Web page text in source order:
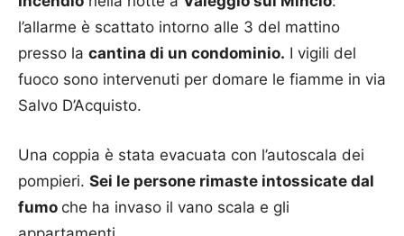
l’allarme è scattato intorno alle 3 del mattino
presso la cantina di un condominio. I vigili del
fuoco sono intervenuti per domare le fiamme in via
Salvo D’Acquisto.
Una coppia è stata evacuata con l’autoscala dei
pompieri. Sei le persone rimaste intossicate dal
fumo che ha invaso il vano scala e gli